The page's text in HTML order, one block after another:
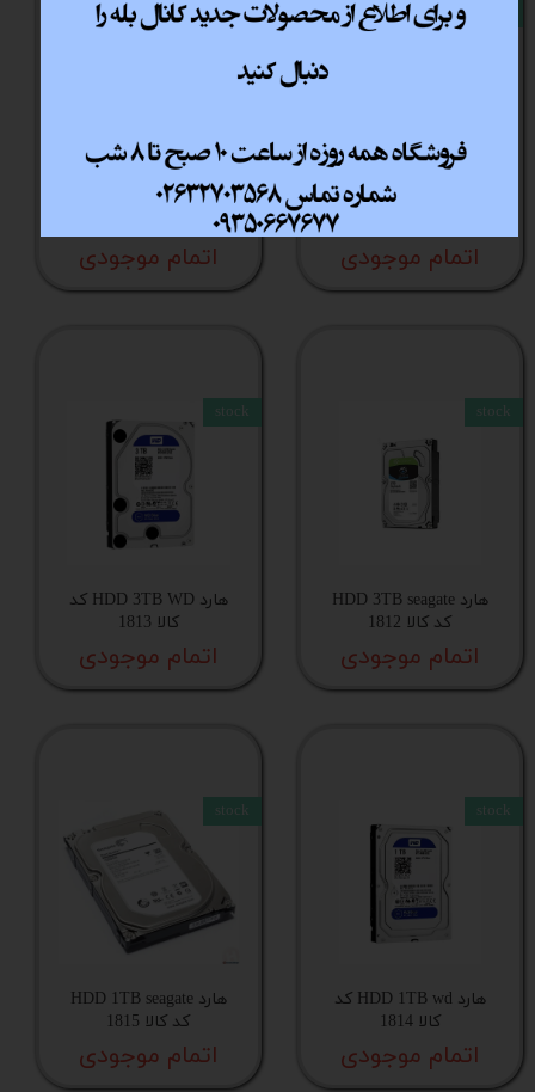
هارد HDD 4TB
اتمام موجودی اتمام موجودی
stock
هارد HDD 3TB seagate
کد کالا 1812
اتمام موجودی
stock
هارد HDD 3TB WD کد
کالا 1813
اتمام موجودی
stock
هارد HDD 1TB wd کد
کالا 1814
اتمام موجودی
stock
هارد HDD 1TB seagate
کد کالا 1815
اتمام موجودی
stock